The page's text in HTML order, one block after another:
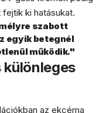
ki hatásukat.
szabott
egyik betegnél
működik."
különleges
az ekcéma